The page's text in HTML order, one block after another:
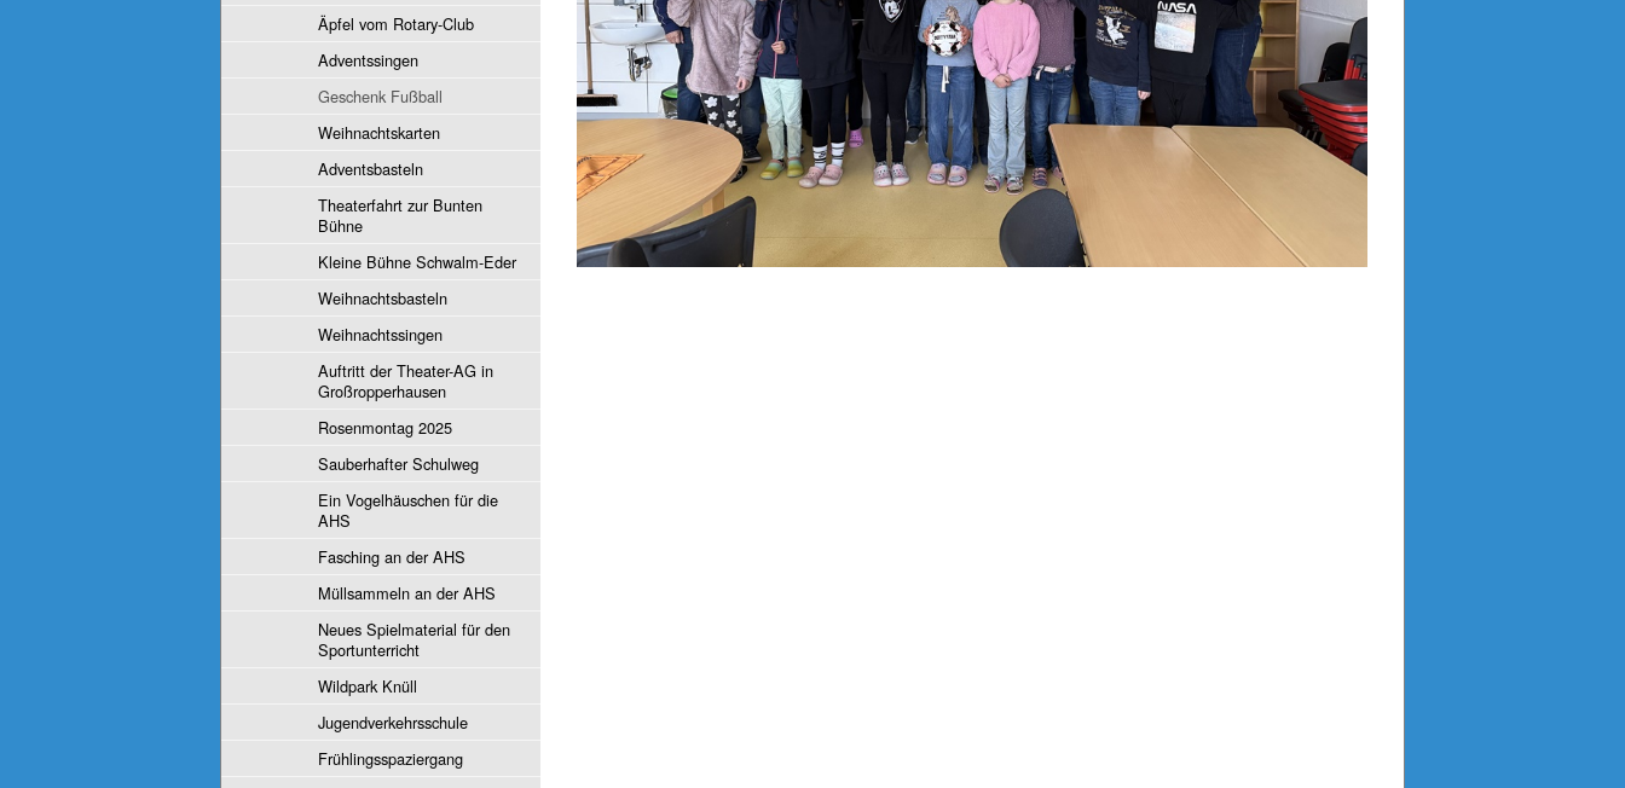
Äpfel vom Rotary-Club
Adventssingen
Geschenk Fußball
Weihnachtskarten
Adventsbasteln
Theaterfahrt zur Bunten
Bühne
Kleine Bühne Schwalm-Eder
Weihnachtsbasteln
Weihnachtssingen
Auftritt der Theater-AG in
Großropperhausen
Rosenmontag 2025
Sauberhafter Schulweg
Ein Vogelhäuschen für die
AHS
Fasching an der AHS
Müllsammeln an der AHS
Neues Spielmaterial für den
Sportunterricht
Wildpark Knüll
Jugendverkehrsschule
Frühlingsspaziergang